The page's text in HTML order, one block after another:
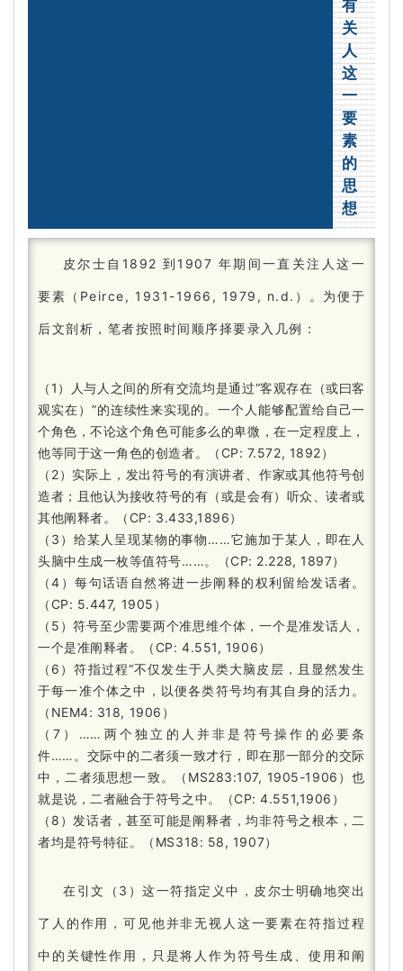
有
关
人
这
一
要
素
的
思
想
皮尔士自1892 到1907 年期间一直关注人这一
要素（Peirce, 1931-1966, 1979, n.d.）。 为便于
后文剖析，笔者按照时间顺序择要录入几例：
（1）人与人之间的所有交流均是通过“客观存在（或曰客
观实在）”的连续性来实现的。一个人能够配置给自己一
个角色，不论这个角色可能多么的卑微，在一定程度上，
他等同于这一角色的创造者。
（CP: 7.572, 1892）
（2）实际上，发出符号的有演讲者、作家或其他符号创
造者； 且他认为接收符号的有（或是会有）听众、读者或
其他阐释者。
（CP: 3.433,1896）
（3）给某人呈现某物的事物……它施加于某人，即在人
头脑中生成一枚等值符号……。
（CP: 2.228, 1897）
（4）每句话语自然将进一步阐释的权利留给发话者。
（CP: 5.447, 1905）
（5）符号至少需要两个准思维个体，一个是准发话人，
一个是准阐释者。
（CP: 4.551, 1906）
（6）符指过程“不仅发生于人类大脑皮层，且显然发生
于每一准个体之中，以便各类符号均有其自身的活力。
（NEM4: 318, 1906）
（7）……两个独立的人并非是符号操作的必要条
件……。 交际中的二者须一致才行，即在那一部分的交际
中，二者须思想一致。
（MS283:107, 1905-1906）也
就是说，二者融合于符号之中。
（CP: 4.551,1906）
（8）发话者，甚至可能是阐释者，均非符号之根本，二
者均是符号特征。
（MS318: 58, 1907）
在引文（3）这一符指定义中，皮尔士明确地突出
了人的作用，可见他并非无视人这一要素在符指过程
中的关键性作用，只是将人作为符号生成、使用和阐